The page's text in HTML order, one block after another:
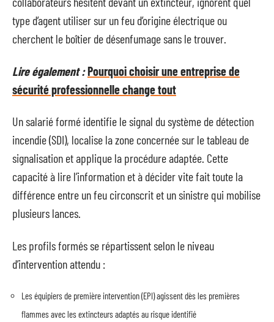
type d’agent utiliser sur un feu d’origine électrique ou
cherchent le boîtier de désenfumage sans le trouver.
Lire également :Pourquoi choisir une entreprise de
sécurité professionnelle change tout
Un salarié formé identifie le signal du système de détection
incendie (SDI), localise la zone concernée sur le tableau de
signalisation et applique la procédure adaptée. Cette
capacité à lire l’information et à décider vite fait toute la
différence entre un feu circonscrit et un sinistre qui mobilise
plusieurs lances.
Les profils formés se répartissent selon le niveau
d’intervention attendu :
Les équipiers de première intervention (EPI) agissent dès les premières
flammes avec les extincteurs adaptés au risque identifié